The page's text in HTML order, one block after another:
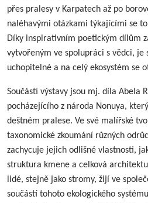
přes pralesy v Karpatech až po
naléhavými otázkami týkajícími se
Díky inspirativním poetickým dílům
vytvořeným ve spolupráci s vědci, je
uchopitelné a na celý ekosystém se
Součástí výstavy jsou mj. díla Abela
pocházejícího z národa Nonuya,
deštném pralese. Ve své malířské
taxonomické zkoumání různých
zachycuje jejich odlišné vlastnosti,
struktura kmene a celková
lidé, stejně jako stromy, žijí ve
součástí tohoto ekologického